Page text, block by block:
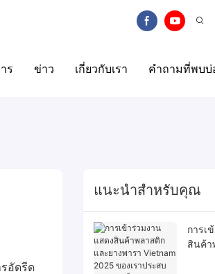
ร ข่าว เกี่ยวกับเรา คำถามที่พบบ่
อัดรีด
แนะนำสำหรับคุณ
การเ
สินค้า